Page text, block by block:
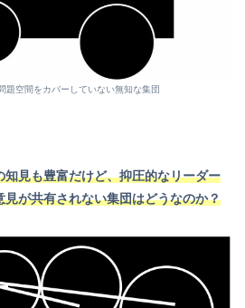
題空間をカバーしていない無知な集団
知見も豊富だけど、抑圧的なリーダー
見が共有されない集団はどうなのか？